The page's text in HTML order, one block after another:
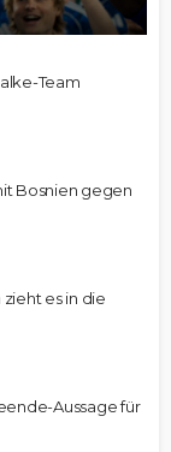
Team
Bosnien gegen
es in die
Aussage für